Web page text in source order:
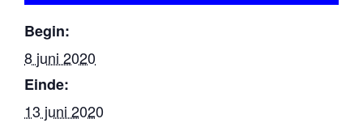
Begin:
8 juni 2020
Einde:
13 juni 2020